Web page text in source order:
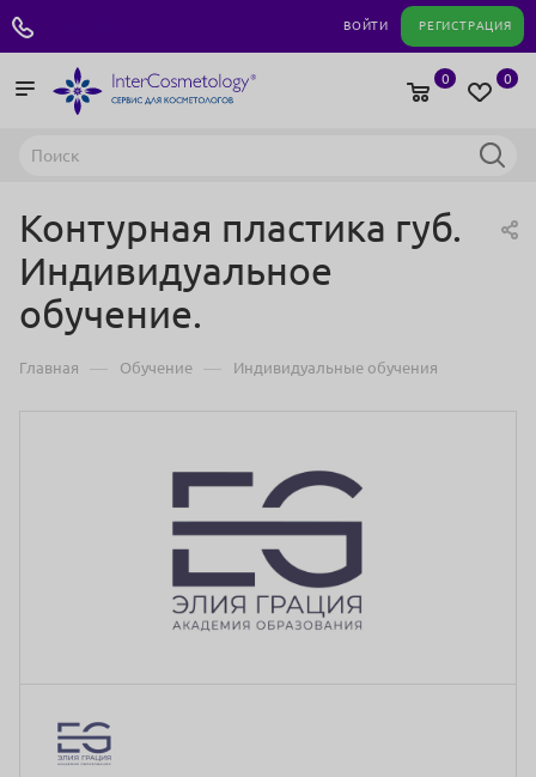
ВОЙТИ РЕГИСТРАЦИЯ
0
0
Контурная пластика губ.
Индивидуальное
обучение.
Главная — Обучение — Индивидуальные обучения